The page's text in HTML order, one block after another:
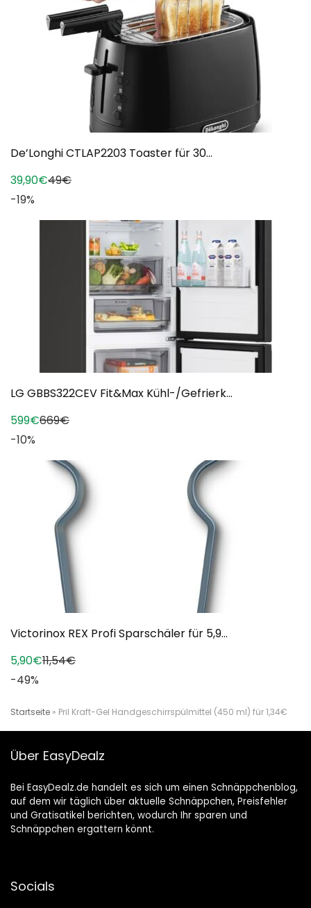
De’Longhi CTLAP2203 Toaster für 30...
39,90€49€
-19%
LG GBBS322CEV Fit&Max Kühl-/Gefrierk...
599€669€
-10%
Victorinox REX Profi Sparschäler für 5,9...
5,90€11,54€
-49%
Startseite » Pril Kraft-Gel Handgeschirrspülmittel (450 ml) für 1,34€
Über EasyDealz
Bei EasyDealz.de handelt es sich um einen Schnäppchenblog,
auf dem wir täglich über aktuelle Schnäppchen, Preisfehler
und Gratisatikel berichten, wodurch Ihr sparen und
Schnäppchen ergattern könnt.
Socials